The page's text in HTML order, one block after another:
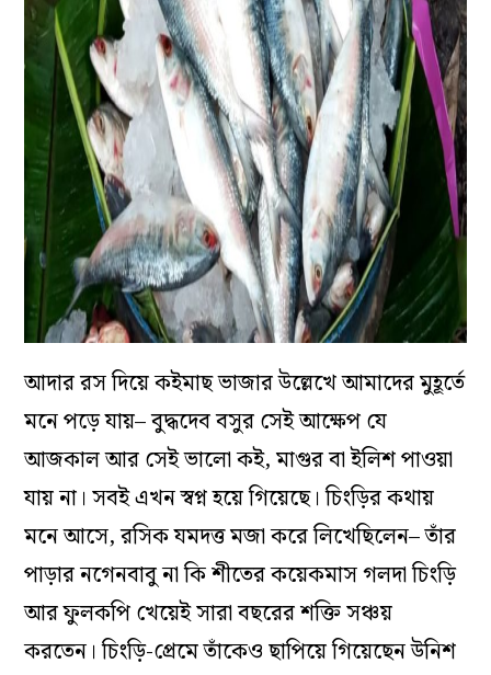
আদার রস দিয়ে কইমাছ ভাজার উল্লেখে আমাদের মুহূর্তে
মনে পড়ে যায়– বুদ্ধদেব বসুর সেই আক্ষেপ যে
আজকাল আর সেই ভালো কই, মাগুর বা ইলিশ পাওয়া
যায় না। সবই এখন স্বপ্ন হয়ে গিয়েছে। চিংড়ির কথায়
মনে আসে, রসিক যমদত্ত মজা করে লিখেছিলেন– তাঁর
পাড়ার নগেনবাবু না কি শীতের কয়েকমাস গলদা চিংড়ি
আর ফুলকপি খেয়েই সারা বছরের শক্তি সঞ্চয়
করতেন। চিংড়ি-প্রেমে তাঁকেও ছাপিয়ে গিয়েছেন উনিশ